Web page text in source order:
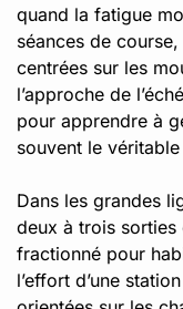
quand la fatigue
séances de
centrées sur les
l’approche de
pour apprendre à
souvent le
Dans les grandes
deux à trois
fractionné pour
l’effort d’une